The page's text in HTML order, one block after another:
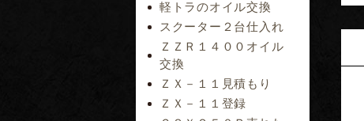
軽トラのオイル交換
スクーター２台仕入れ
ＺＺＲ１４００オイル
交換
ＺＸ－１１見積もり
ＺＸ－１１登録